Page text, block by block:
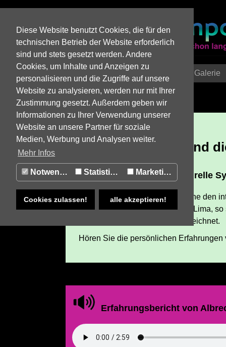
Diese Website benutzt Cookies, die für den
technischen Betrieb der Website erforderlich
sind und stets gesetzt werden. Andere
Cookies, um Inhalte und Anzeigen zu
personalisieren und die Zugriffe auf unsere
Website zu analysieren, werden nur mit Ihrer
Zustimmung gesetzt. Außerdem geben wir
Informationen zu Ihrer Verwendung unserer
Website an unsere Partner für soziale
Medien, Werbung und Analysen weiter.
Mehr Infos
Notwendig Statistiken Marketing
Cookies zulassen! alle akzeptieren!
Zeitreise Galerie
EINZELSTORY
Die Küche Perus und
Eine gelungene, multikulturelle
Längst hat die peruanische Küche den
wird mit Preisen überhäuft. Und Lima,
südamerikanischen Küche“ bezeichnet.
Hören Sie die persönlichen Erfahrungen
Erfahrungsbericht von